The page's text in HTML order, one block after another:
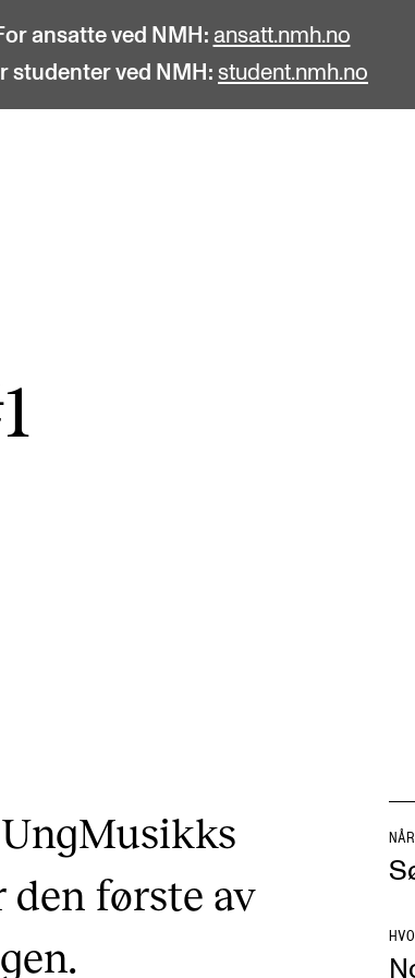
ansatte ved NMH: ansatt.nmh.no
studenter ved NMH: student.nmh.no
våre
første av
NÅR